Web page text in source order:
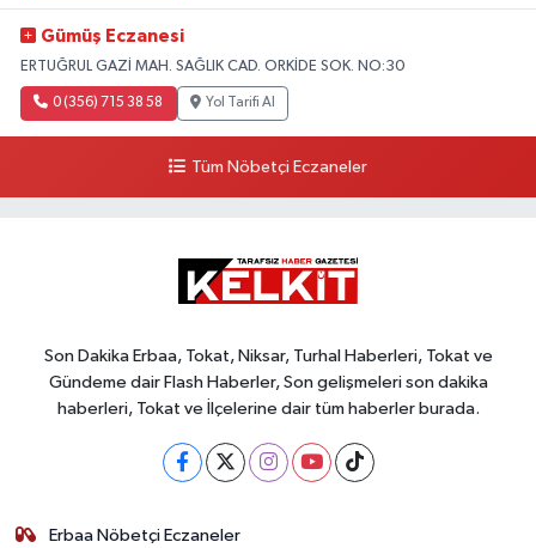
Gümüş Eczanesi
ERTUĞRUL GAZİ MAH. SAĞLIK CAD. ORKİDE SOK. NO:30
0 (356) 715 38 58 Yol Tarifi Al
Tüm Nöbetçi Eczaneler
Son Dakika Erbaa, Tokat, Niksar, Turhal Haberleri, Tokat ve
Gündeme dair Flash Haberler, Son gelişmeleri son dakika
haberleri, Tokat ve İlçelerine dair tüm haberler burada.
Erbaa Nöbetçi Eczaneler